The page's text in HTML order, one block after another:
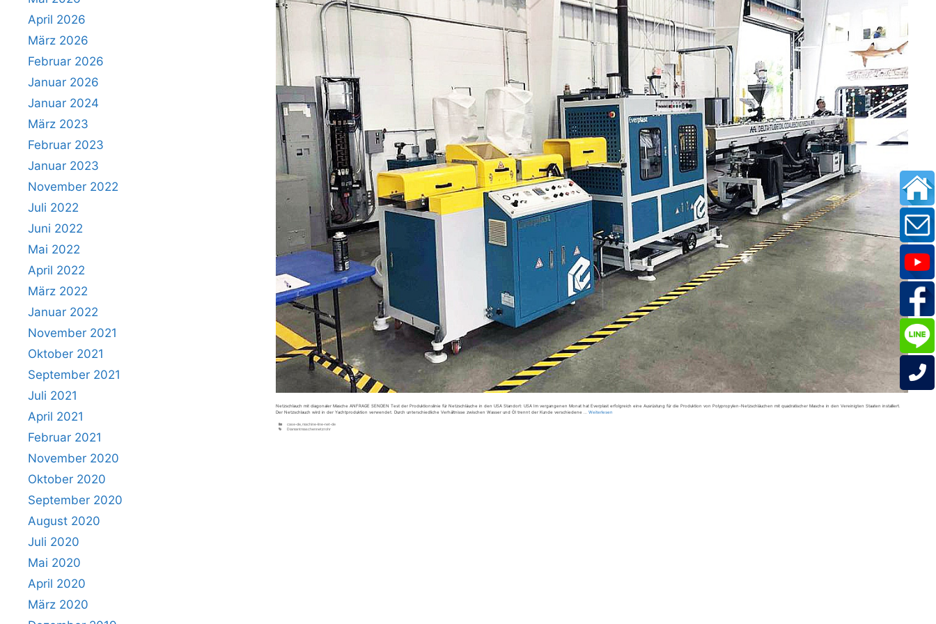
Netzschlauch mit diagonaler Masche ANFRAGE SENDEN Test der Produktionslinie für Netzschläuche in den USA Standort: USA Im vergangenen Monat hat Everplast erfolgreich eine Ausrüstung für die Produktion von Polypropylen-Netzschläuchen mit quadratischer Masche in den Vereinigten Staaten installiert.
Der Netzschlauch wird in der Yachtproduktion verwendet. Durch unterschiedliche Verhältnisse zwischen Wasser und Öl trennt der Kunde verschiedene … Weiterlesen
Kategorien
case-de ,machine-line-net-de
Schlagwörter
Diamantmaschennetzrohr
April 2026
März 2026
Februar 2026
Januar 2026
Januar 2024
März 2023
Februar 2023
Januar 2023
November 2022
Juli 2022
Juni 2022
Mai 2022
April 2022
März 2022
Januar 2022
November 2021
Oktober 2021
September 2021
Juli 2021
April 2021
Februar 2021
November 2020
Oktober 2020
September 2020
August 2020
Juli 2020
Mai 2020
April 2020
März 2020